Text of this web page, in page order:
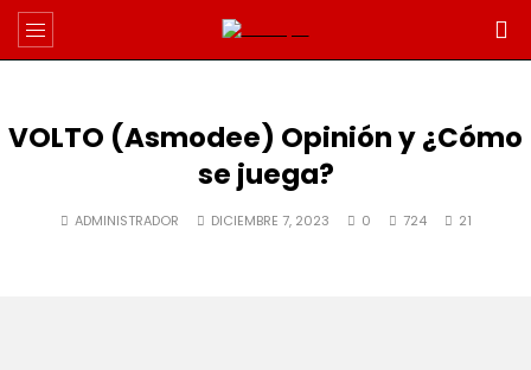
VOLTO (Asmodee) Opinión y ¿Cómo
se juega?
ADMINISTRADOR DICIEMBRE 7, 2023 0 724 21